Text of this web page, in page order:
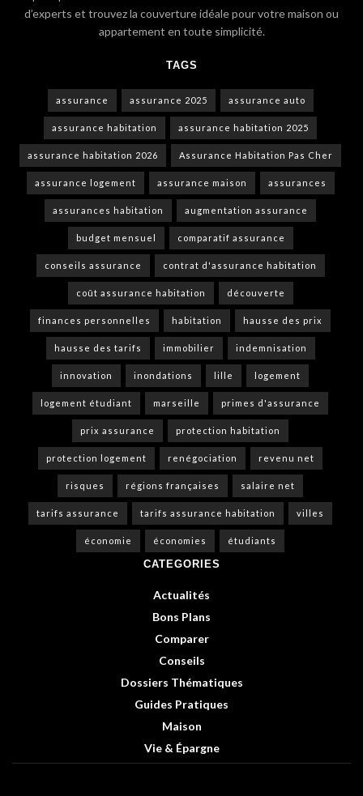
d’experts et trouvez la couverture idéale pour votre maison ou
appartement en toute simplicité.
TAGS
assurance assurance 2025 assurance auto
assurance habitation assurance habitation 2025
assurance habitation 2026 Assurance Habitation Pas Cher
assurance logement assurance maison assurances
assurances habitation augmentation assurance
budget mensuel comparatif assurance
conseils assurance contrat d'assurance habitation
coût assurance habitation découverte
finances personnelles habitation hausse des prix
hausse des tarifs immobilier indemnisation
innovation inondations lille logement
logement étudiant marseille primes d'assurance
prix assurance protection habitation
protection logement renégociation revenu net
risques régions françaises salaire net
tarifs assurance tarifs assurance habitation villes
économie économies étudiants
CATEGORIES
Actualités
Bons Plans
Comparer
Conseils
Dossiers Thématiques
Guides Pratiques
Maison
Vie & Épargne